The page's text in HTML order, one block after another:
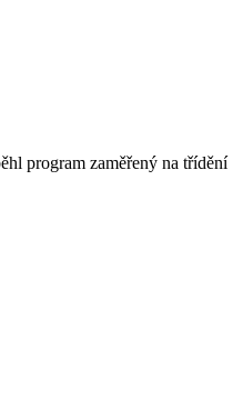
program zaměřený na třídění